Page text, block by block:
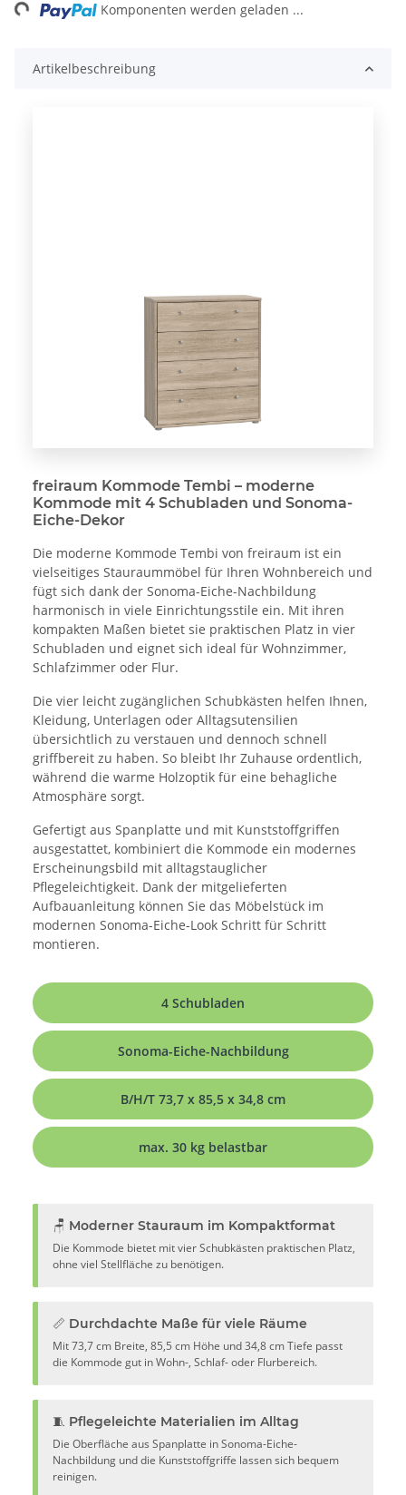
Loading... Komponenten werden geladen ...
Artikelbeschreibung
freiraum Kommode Tembi – moderne
Kommode mit 4 Schubladen und Sonoma-
Eiche-Dekor
Die moderne Kommode Tembi von freiraum ist ein
vielseitiges Stauraummöbel für Ihren Wohnbereich und
fügt sich dank der Sonoma-Eiche-Nachbildung
harmonisch in viele Einrichtungsstile ein. Mit ihren
kompakten Maßen bietet sie praktischen Platz in vier
Schubladen und eignet sich ideal für Wohnzimmer,
Schlafzimmer oder Flur.
Die vier leicht zugänglichen Schubkästen helfen Ihnen,
Kleidung, Unterlagen oder Alltagsutensilien
übersichtlich zu verstauen und dennoch schnell
griffbereit zu haben. So bleibt Ihr Zuhause ordentlich,
während die warme Holzoptik für eine behagliche
Atmosphäre sorgt.
Gefertigt aus Spanplatte und mit Kunststoffgriffen
ausgestattet, kombiniert die Kommode ein modernes
Erscheinungsbild mit alltagstauglicher
Pflegeleichtigkeit. Dank der mitgelieferten
Aufbauanleitung können Sie das Möbelstück im
modernen Sonoma-Eiche-Look Schritt für Schritt
montieren.
4 Schubladen
Sonoma-Eiche-Nachbildung
B/H/T 73,7 x 85,5 x 34,8 cm
max. 30 kg belastbar
🪑 Moderner Stauraum im Kompaktformat
Die Kommode bietet mit vier Schubkästen praktischen Platz,
ohne viel Stellfläche zu benötigen.
📏 Durchdachte Maße für viele Räume
Mit 73,7 cm Breite, 85,5 cm Höhe und 34,8 cm Tiefe passt
die Kommode gut in Wohn-, Schlaf- oder Flurbereich.
🧵 Pflegeleichte Materialien im Alltag
Die Oberfläche aus Spanplatte in Sonoma-Eiche-
Nachbildung und die Kunststoffgriffe lassen sich bequem
reinigen.